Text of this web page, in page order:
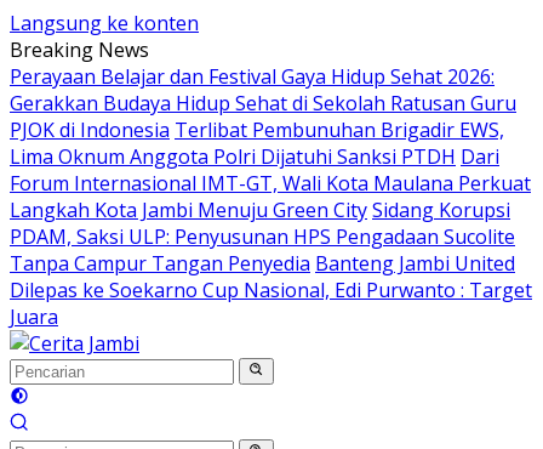
Langsung ke konten
Breaking News
Perayaan Belajar dan Festival Gaya Hidup Sehat 2026:
Gerakkan Budaya Hidup Sehat di Sekolah Ratusan Guru
PJOK di Indonesia Terlibat Pembunuhan Brigadir EWS,
Lima Oknum Anggota Polri Dijatuhi Sanksi PTDH Dari
Forum Internasional IMT-GT, Wali Kota Maulana Perkuat
Langkah Kota Jambi Menuju Green CitySidang Korupsi
PDAM, Saksi ULP: Penyusunan HPS Pengadaan Sucolite
Tanpa Campur Tangan Penyedia Banteng Jambi United
Dilepas ke Soekarno Cup Nasional, Edi Purwanto : Target
Juara